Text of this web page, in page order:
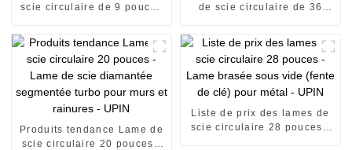
scie circulaire de 9 pouces
continue pressée à chaud
pour usage général - UPIN
de scie circulaire de 36
diamantée segmentée pour
usage général - UPIN
Produits tendance Lame de
scie circulaire 20 pouces -
Liste de prix des lames de
scie circulaire 28 pouces -